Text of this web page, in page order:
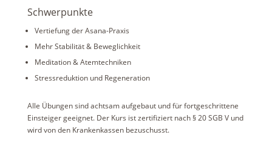
Schwerpunkte
Vertiefung der Asana-Praxis
Mehr Stabilität & Beweglichkeit
Meditation & Atemtechniken
Stressreduktion und Regeneration
Alle Übungen sind achtsam aufgebaut und für fortgeschrittene
Einsteiger geeignet. Der Kurs ist zertifiziert nach § 20 SGB V und
wird von den Krankenkassen bezuschusst.